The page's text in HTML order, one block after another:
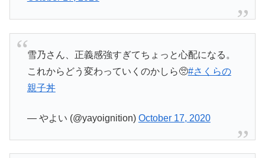
雪乃さん、正義感強すぎてちょっと心配になる。
これからどう変わっていくのかしら🥺#さくらの
親子丼
— やよい (@yayoignition) October 17, 2020